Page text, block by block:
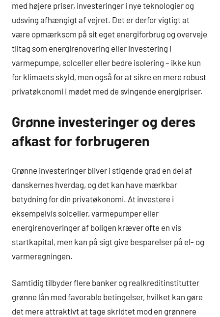
med højere priser, investeringer i nye teknologier og
udsving afhængigt af vejret. Det er derfor vigtigt at
være opmærksom på sit eget energiforbrug og overveje
tiltag som energirenovering eller investering i
varmepumpe, solceller eller bedre isolering – ikke kun
for klimaets skyld, men også for at sikre en mere robust
privatøkonomi i mødet med de svingende energipriser.
Grønne investeringer og deres
afkast for forbrugeren
Grønne investeringer bliver i stigende grad en del af
danskernes hverdag, og det kan have mærkbar
betydning for din privatøkonomi. At investere i
eksempelvis solceller, varmepumper eller
energirenoveringer af boligen kræver ofte en vis
startkapital, men kan på sigt give besparelser på el- og
varmeregningen.
Samtidig tilbyder flere banker og realkreditinstitutter
grønne lån med favorable betingelser, hvilket kan gøre
det mere attraktivt at tage skridtet mod en grønnere